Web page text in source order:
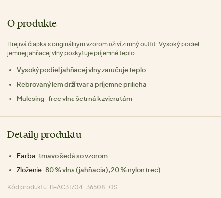
O produkte
Hrejivá čiapka s originálnym vzorom oživí zimný outfit. Vysoký podiel
jemnej jahňacej vlny poskytuje príjemné teplo.
Vysoký podiel jahňacej vlny zaručuje teplo
Rebrovaný lem drží tvar a príjemne prilieha
Mulesing-free vlna šetrná k zvieratám
Detaily produktu
Farba: tmavo šedá so vzorom
Zloženie: 80 % vlna (jahňacia), 20 % nylon (rec)
Kód produktu: B-AC31704-36508-OS